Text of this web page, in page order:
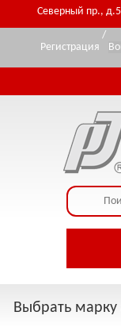
Северный пр.,
Регистрация
/
Выбрать